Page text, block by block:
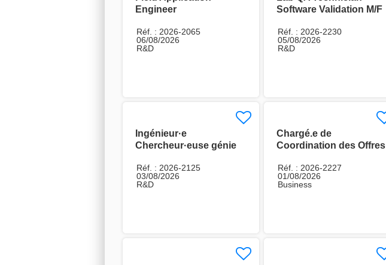
Engineer
Réf. : 2026-2065
06/08/2026
R&D
Software Validation M/F
Réf. : 2026-2230
05/08/2026
R&D
Ingénieur·e
Chercheur·euse génie
Réf. : 2026-2125
03/08/2026
R&D
Chargé.e de
Coordination des Offres
Réf. : 2026-2227
01/08/2026
Business